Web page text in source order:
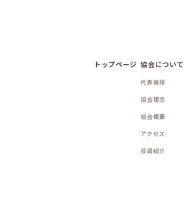
トップページ 協会について
代表挨拶
協会理念
協会概要
アクセス
役員紹介